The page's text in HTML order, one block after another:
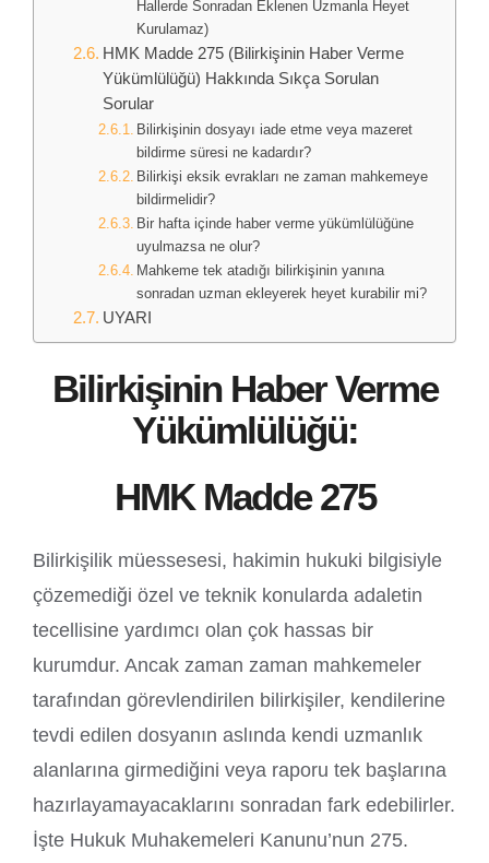
Hallerde Sonradan Eklenen Uzmanla Heyet
Kurulamaz)
HMK Madde 275 (Bilirkişinin Haber Verme
Yükümlülüğü) Hakkında Sıkça Sorulan
Sorular
Bilirkişinin dosyayı iade etme veya mazeret
bildirme süresi ne kadardır?
Bilirkişi eksik evrakları ne zaman mahkemeye
bildirmelidir?
Bir hafta içinde haber verme yükümlülüğüne
uyulmazsa ne olur?
Mahkeme tek atadığı bilirkişinin yanına
sonradan uzman ekleyerek heyet kurabilir mi?
UYARI
Bilirkişinin Haber Verme
Yükümlülüğü:
HMK Madde 275
Bilirkişilik müessesesi, hakimin hukuki bilgisiyle
çözemediği özel ve teknik konularda adaletin
tecellisine yardımcı olan çok hassas bir
kurumdur. Ancak zaman zaman mahkemeler
tarafından görevlendirilen bilirkişiler, kendilerine
tevdi edilen dosyanın aslında kendi uzmanlık
alanlarına girmediğini veya raporu tek başlarına
hazırlayamayacaklarını sonradan fark edebilirler.
İşte Hukuk Muhakemeleri Kanunu’nun 275.